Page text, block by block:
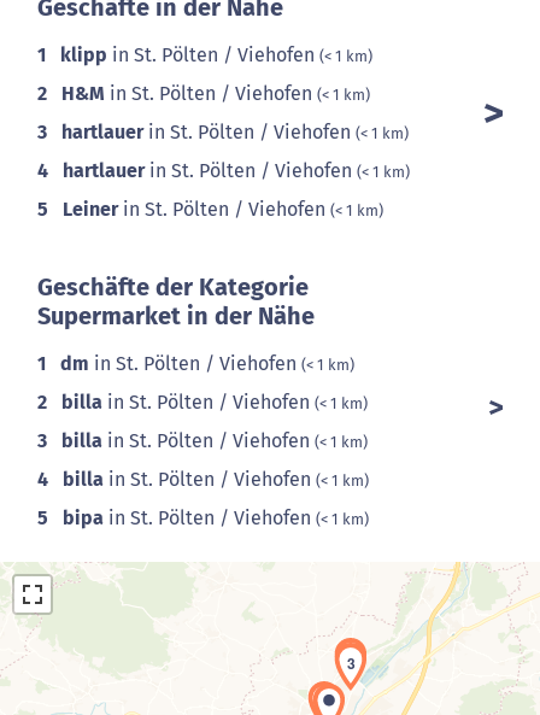
Geschäfte in der Nähe
1 klipp in St. Pölten / Viehofen (< 1 km)
2 H&M in St. Pölten / Viehofen (< 1 km)
3 hartlauerin St. Pölten / Viehofen (< 1 km)
4 hartlauerin St. Pölten / Viehofen (< 1 km)
5 Leinerin St. Pölten / Viehofen (< 1 km)
Geschäfte der Kategorie
Supermarket in der Nähe
1 dm in St. Pölten / Viehofen (< 1 km)
2 billa in St. Pölten / Viehofen (< 1 km)
3 billa in St. Pölten / Viehofen (< 1 km)
4 billa in St. Pölten / Viehofen (< 1 km)
5 bipa in St. Pölten / Viehofen (< 1 km)
1
2
3